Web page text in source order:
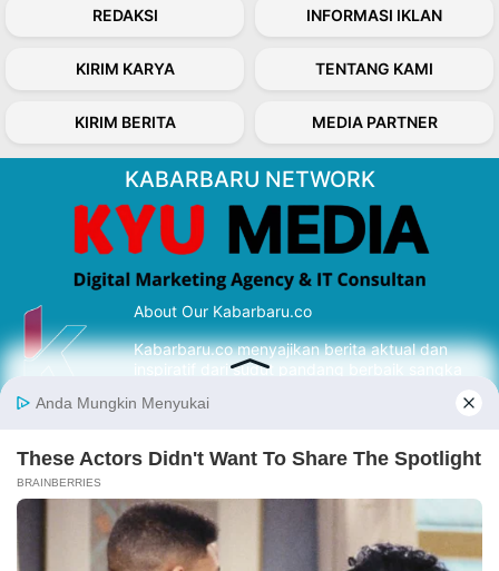
REDAKSI INFORMASI IKLAN
KIRIM KARYA TENTANG KAMI
KIRIM BERITA MEDIA PARTNER
KABARBARU NETWORK
About Our Kabarbaru.co
Kabarbaru.co menyajikan berita aktual dan
inspiratif dari sudut pandang berbaik sangka